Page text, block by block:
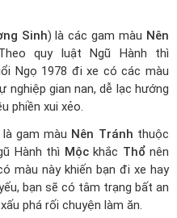
Sinh) là các gam màu Nên
quy luật Ngũ Hành thì
Ngọ 1978 đi xe có các màu
nghiệp gian nan, dễ lạc hướng
phiền xui xẻo.
gam màu Nên Tránh thuộc
Hành thì Mộckhắc Thổnên
màu này khiến bạn đi xe hay
bạn sẽ có tâm trạng bất an
phá rối chuyện làm ăn.